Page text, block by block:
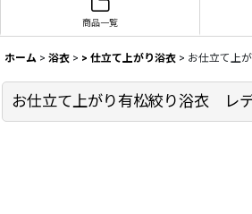
商品一覧
ホーム > 浴衣 > > 仕立て上がり浴衣 > お仕立て上
お仕立て上がり有松絞り浴衣 レ